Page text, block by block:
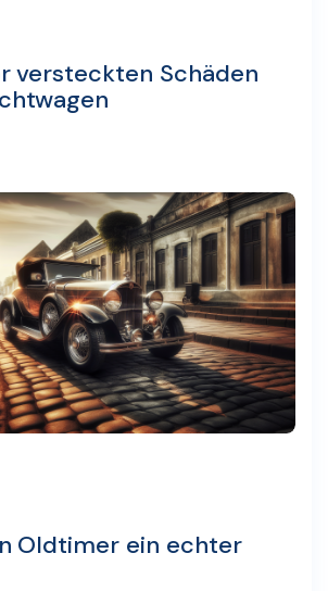
versteckten Schäden
Oldtimer ein echter